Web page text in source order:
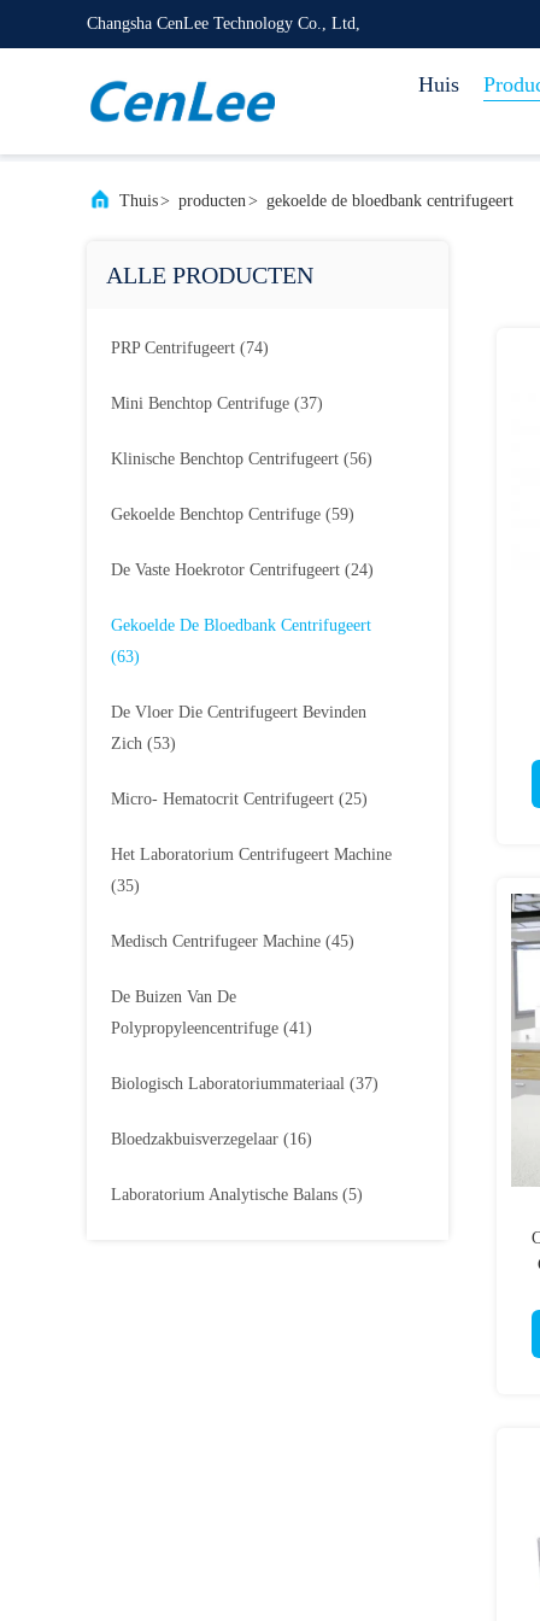
Changsha CenLee Technology Co., Ltd,
Huis
Thuis> producten> gekoelde de bloedbank centrifugeert
ALLE PRODUCTEN
PRP Centrifugeert (74)
Mini Benchtop Centrifuge (37)
Klinische Benchtop Centrifugeert (56)
Gekoelde Benchtop Centrifuge (59)
De Vaste Hoekrotor Centrifugeert (24)
Gekoelde De Bloedbank Centrifugeert
(63)
De Vloer Die Centrifugeert Bevinden
Zich (53)
Micro- Hematocrit Centrifugeert (25)
Het Laboratorium Centrifugeert Machine
(35)
Medisch Centrifugeer Machine (45)
De Buizen Van De
Polypropyleencentrifuge (41)
Biologisch Laboratoriummateriaal (37)
Bloedzakbuisverzegelaar (16)
Laboratorium Analytische Balans (5)